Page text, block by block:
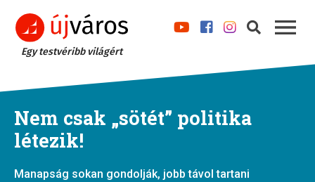
Egy testvéribb világért
Nem csak „sötét” politika
létezik!
Manapság sokan gondolják, jobb távol tartani